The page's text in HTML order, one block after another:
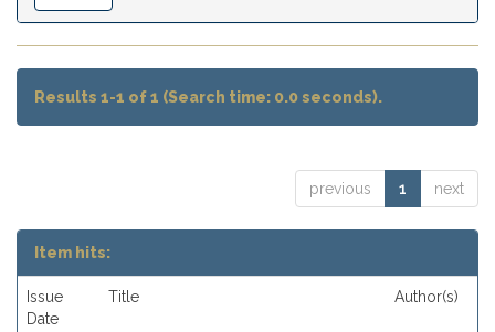
Results 1-1 of 1 (Search time: 0.0 seconds).
previous 1 next
Item hits:
Issue
Date
Title Author(s)